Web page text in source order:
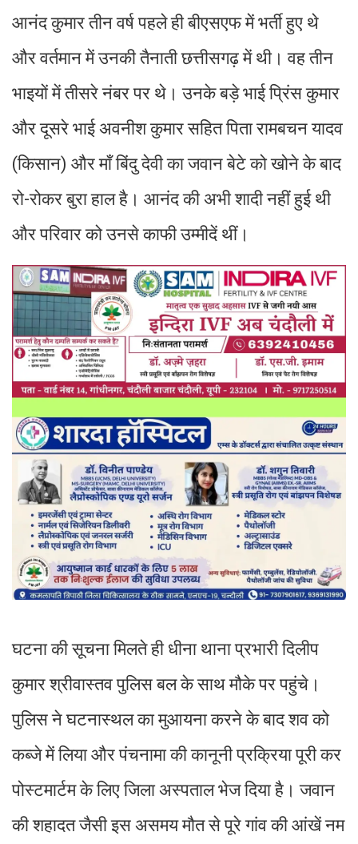
आनंद कुमार तीन वर्ष पहले ही बीएसएफ में भर्ती हुए थे
और वर्तमान में उनकी तैनाती छत्तीसगढ़ में थी। वह तीन
भाइयों में तीसरे नंबर पर थे। उनके बड़े भाई प्रिंस कुमार
और दूसरे भाई अवनीश कुमार सहित पिता रामबचन यादव
(किसान) और माँ बिंदु देवी का जवान बेटे को खोने के बाद
रो-रोकर बुरा हाल है। आनंद की अभी शादी नहीं हुई थी
और परिवार को उनसे काफी उम्मीदें थीं।
घटना की सूचना मिलते ही धीना थाना प्रभारी दिलीप
कुमार श्रीवास्तव पुलिस बल के साथ मौके पर पहुंचे।
पुलिस ने घटनास्थल का मुआयना करने के बाद शव को
कब्जे में लिया और पंचनामा की कानूनी प्रक्रिया पूरी कर
पोस्टमार्टम के लिए जिला अस्पताल भेज दिया है। जवान
की शहादत जैसी इस असमय मौत से पूरे गांव की आंखें नम